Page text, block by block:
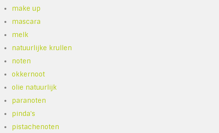
make up
mascara
melk
natuurlijke krullen
noten
okkernoot
olie natuurlijk
paranoten
pinda's
pistachenoten